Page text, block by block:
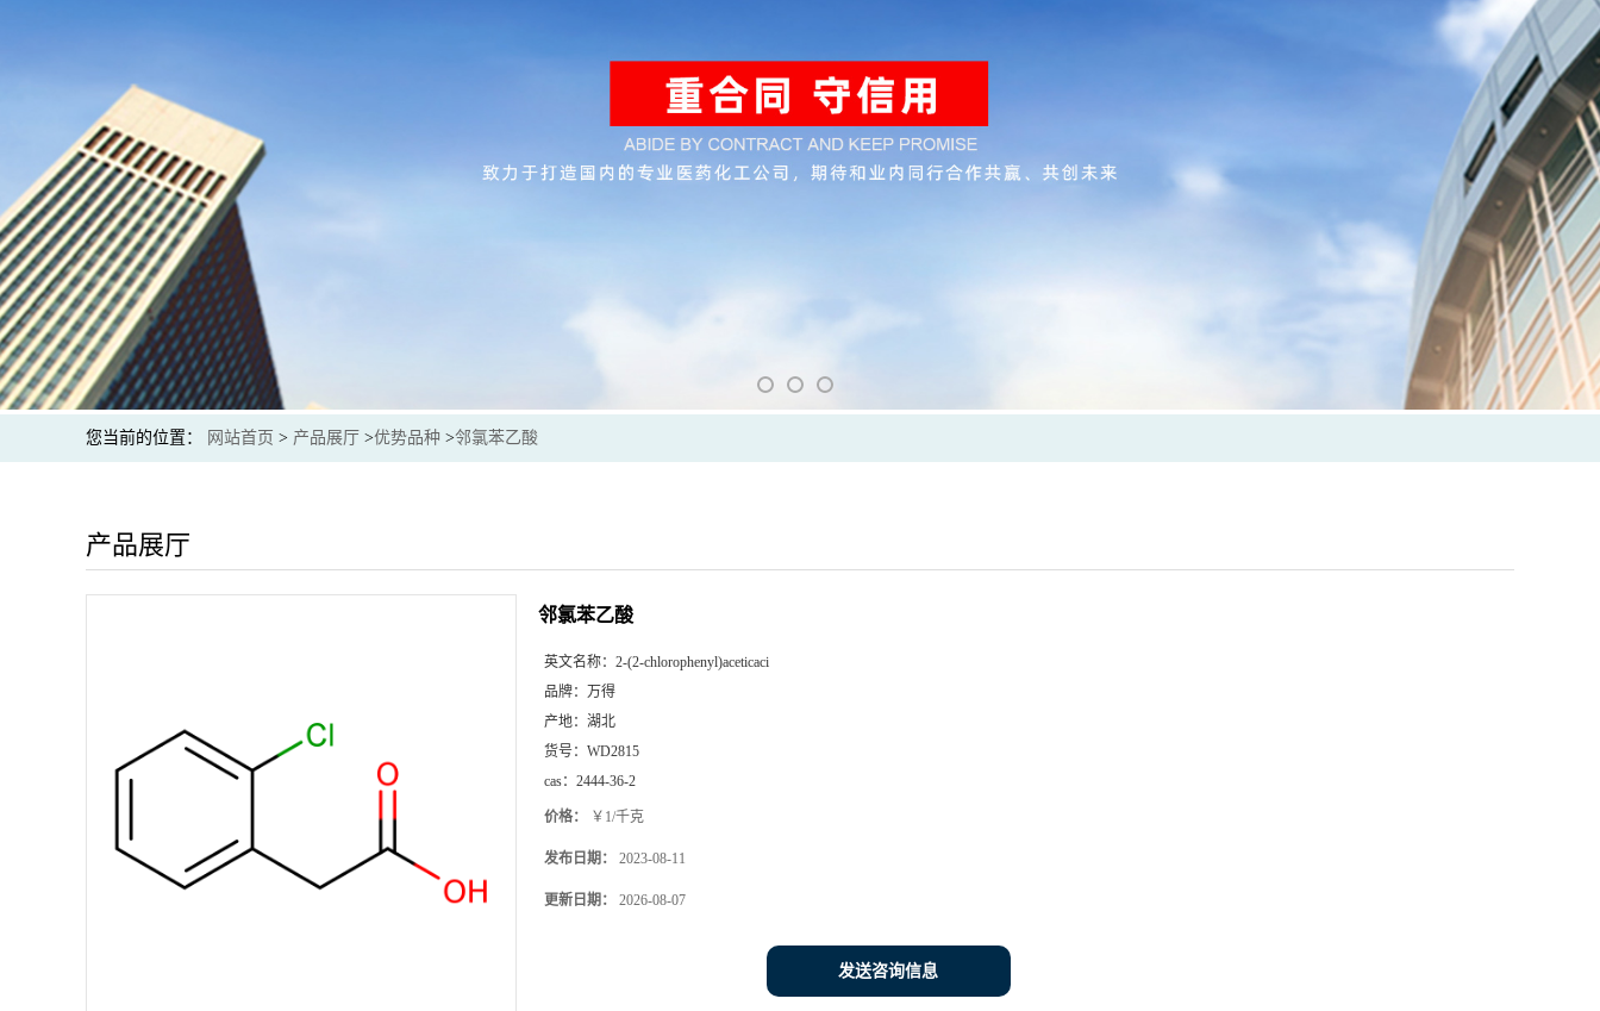
您当前的位置： 网站首页 > 产品展厅 >优势品种 >邻氯苯乙酸
产品展厅
邻氯苯乙酸
英文名称： 2-(2-chlorophenyl)aceticaci
品牌： 万得
产地： 湖北
货号： WD2815
cas： 2444-36-2
价格： ￥1/千克
发布日期： 2023-08-11
更新日期： 2026-08-07
发送咨询信息